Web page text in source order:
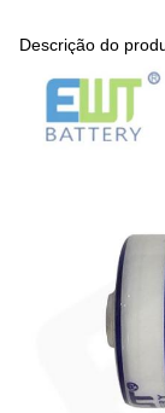
Descrição do